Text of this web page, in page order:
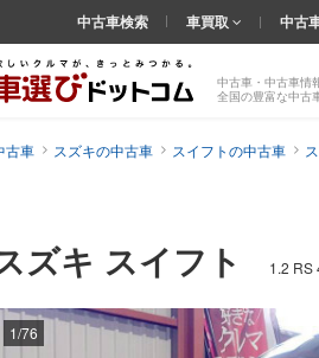
中古車・中古車情
全国の豊富な中古
中古車検索 車買取 中古
古車 スズキの中古車 スイフトの中古車
ズキ スイフト 1.2 RS
1/76